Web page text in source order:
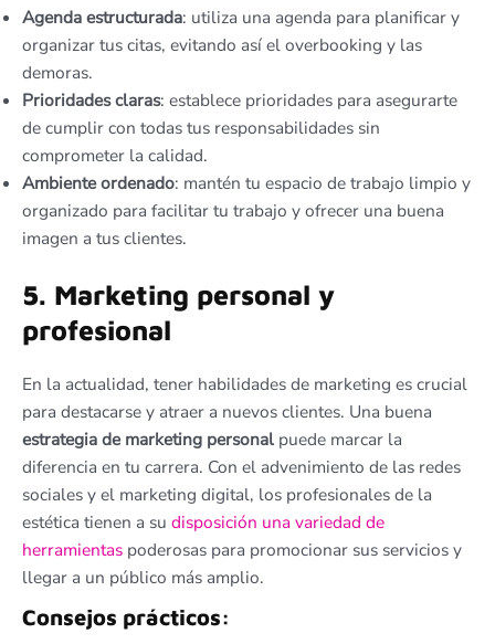
Agenda estructurada: utiliza una agenda para planificar y
organizar tus citas, evitando así el overbooking y las
demoras.
Prioridades claras: establece prioridades para asegurarte
de cumplir con todas tus responsabilidades sin
comprometer la calidad.
Ambiente ordenado: mantén tu espacio de trabajo limpio y
organizado para facilitar tu trabajo y ofrecer una buena
imagen a tus clientes.
5. Marketing personal y
profesional
En la actualidad, tener habilidades de marketing es crucial
para destacarse y atraer a nuevos clientes. Una buena
estrategia de marketing personal puede marcar la
diferencia en tu carrera. Con el advenimiento de las redes
sociales y el marketing digital, los profesionales de la
estética tienen a su disposición una variedad de
herramientas poderosas para promocionar sus servicios y
llegar a un público más amplio.
Consejos prácticos: